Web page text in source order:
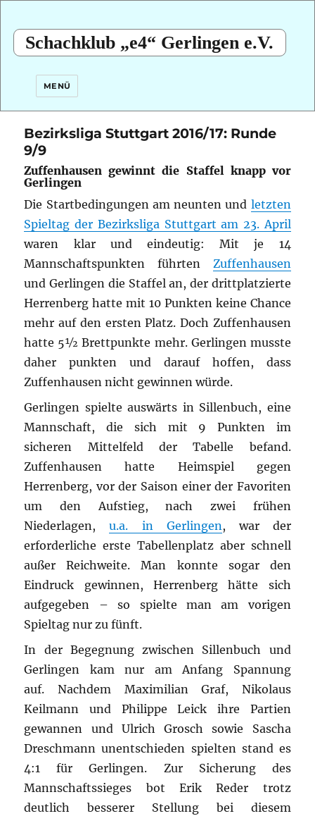
Schachklub „e4“ Gerlingen e.V.
MENÜ
Bezirksliga Stuttgart 2016/17: Runde
9/9
Zuffenhausen gewinnt die Staffel knapp vor
Gerlingen
Die Startbedingungen am neunten und letzten
Spieltag der Bezirksliga Stuttgart am 23. April
waren klar und eindeutig: Mit je 14
Mannschaftspunkten führten Zuffenhausen
und Gerlingen die Staffel an, der drittplatzierte
Herrenberg hatte mit 10 Punkten keine Chance
mehr auf den ersten Platz. Doch Zuffenhausen
hatte 5½ Brettpunkte mehr. Gerlingen musste
daher punkten und darauf hoffen, dass
Zuffenhausen nicht gewinnen würde.
Gerlingen spielte auswärts in Sillenbuch, eine
Mannschaft, die sich mit 9 Punkten im
sicheren Mittelfeld der Tabelle befand.
Zuffenhausen hatte Heimspiel gegen
Herrenberg, vor der Saison einer der Favoriten
um den Aufstieg, nach zwei frühen
Niederlagen,u.a. in Gerlingen, war der
erforderliche erste Tabellenplatz aber schnell
außer Reichweite. Man konnte sogar den
Eindruck gewinnen, Herrenberg hätte sich
aufgegeben – so spielte man am vorigen
Spieltag nur zu fünft.
In der Begegnung zwischen Sillenbuch und
Gerlingen kam nur am Anfang Spannung
auf. Nachdem Maximilian Graf, Nikolaus
Keilmann und Philippe Leick ihre Partien
gewannen und Ulrich Grosch sowie Sascha
Dreschmann unentschieden spielten stand es
4:1 für Gerlingen. Zur Sicherung des
Mannschaftssieges bot Erik Reder trotz
deutlich besserer Stellung bei diesem